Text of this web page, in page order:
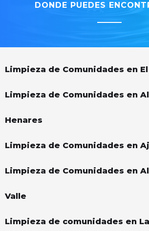
DONDE PUEDES
Limpieza de Comunidades en
Limpieza de Comunidades en
Henares
Limpieza de Comunidades en
Limpieza de Comunidades en
Valle
Limpieza de comunidades en